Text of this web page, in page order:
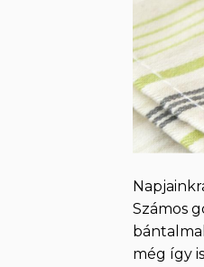
Számos
még így